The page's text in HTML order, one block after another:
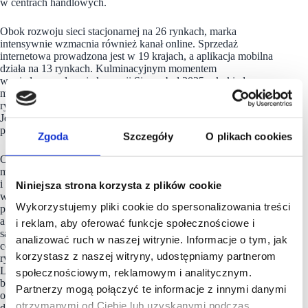
Zgoda Szczegóły O plikach cookies
Niniejsza strona korzysta z plików cookie
Wykorzystujemy pliki cookie do spersonalizowania treści
i reklam, aby oferować funkcje społecznościowe i
analizować ruch w naszej witrynie. Informacje o tym, jak
korzystasz z naszej witryny, udostępniamy partnerom
społecznościowym, reklamowym i analitycznym.
Partnerzy mogą połączyć te informacje z innymi danymi
otrzymanymi od Ciebie lub uzyskanymi podczas
Obok rozwoju sieci stacjonarnej na 26 rynkach, marka
intensywnie wzmacnia również kanał online. Sprzedaż
internetowa prowadzona jest w 19 krajach, a aplikacja mobilna
działa na 13 rynkach. Kulminacyjnym momentem
w międzynarodowej ekspansji Sinsay był 2025 rok, kiedy
marka otworzyła ponad 900 salonów i debiutowała na nowych
rynkach Europy – m.in. w Kosowie, Albanii i Mołdawii.
Jednocześnie wyraźnie poszerzyła zasięg geograficzny o rynki
położone w Azji – Azerbejdżan, Uzbekistan i Gruzję.
Otwarcie 33. sklepu Sinsay w Uzbekistanie oraz 2500. salonu
marki na świecie potwierdza silny popyt na ofertę sieci
i zaufanie klientów, a jednocześnie stanowi kolejny krok
w realizacji ambitnych planów rozwojowych. Do 2028 r. marka
planuje otwieranie około 750 nowych sklepów rocznie,
a od 2029 r. utrzymanie tempa ekspansji na poziomie 300-350
salonów. Równolegle Grupa zakłada wzrost sprzedaży e-
commerce o 15-20 proc. rocznie, wspierany wejściem na nowe
rynki, rozwojem rozwiązań omnichannel i marketplace. Dla
LPP oznacza to dalsze zwiększanie skali międzynarodowego
biznesu, wzmacnianie dywersyfikacji geograficznej
oraz umacnianie pozycji jednego z najbardziej aktywnych